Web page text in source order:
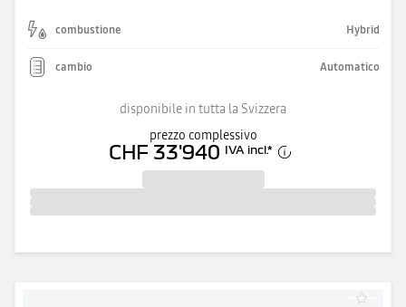
combustione Hybrid
cambio Automatico
disponibile in tutta la Svizzera
prezzo complessivo
CHF 33'940 IVA incl.*